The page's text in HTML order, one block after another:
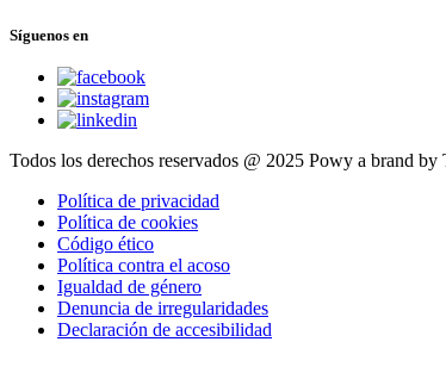
Síguenos en
Todos los derechos reservados @ 2025 Powy a brand
Política de privacidad
Política de cookies
Código ético
Política contra el acoso
Igualdad de género
Denuncia de irregularidades
Declaración de accesibilidad